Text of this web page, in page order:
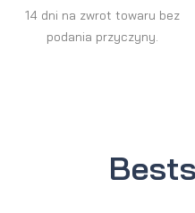
14 dni na zwrot towaru bez
podania przyczyny.